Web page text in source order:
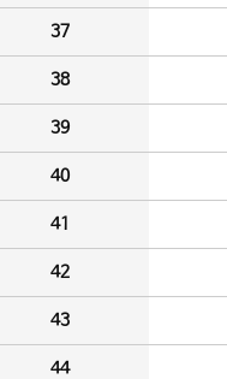
37
38
39
40
41
42
43
44